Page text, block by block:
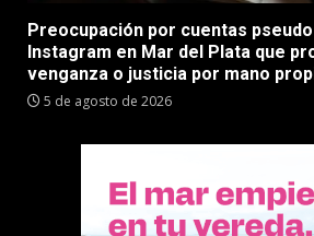
Preocupación por cuentas
Instagram en Mar del Plata que
venganza o justicia por mano
5 de agosto de 2026